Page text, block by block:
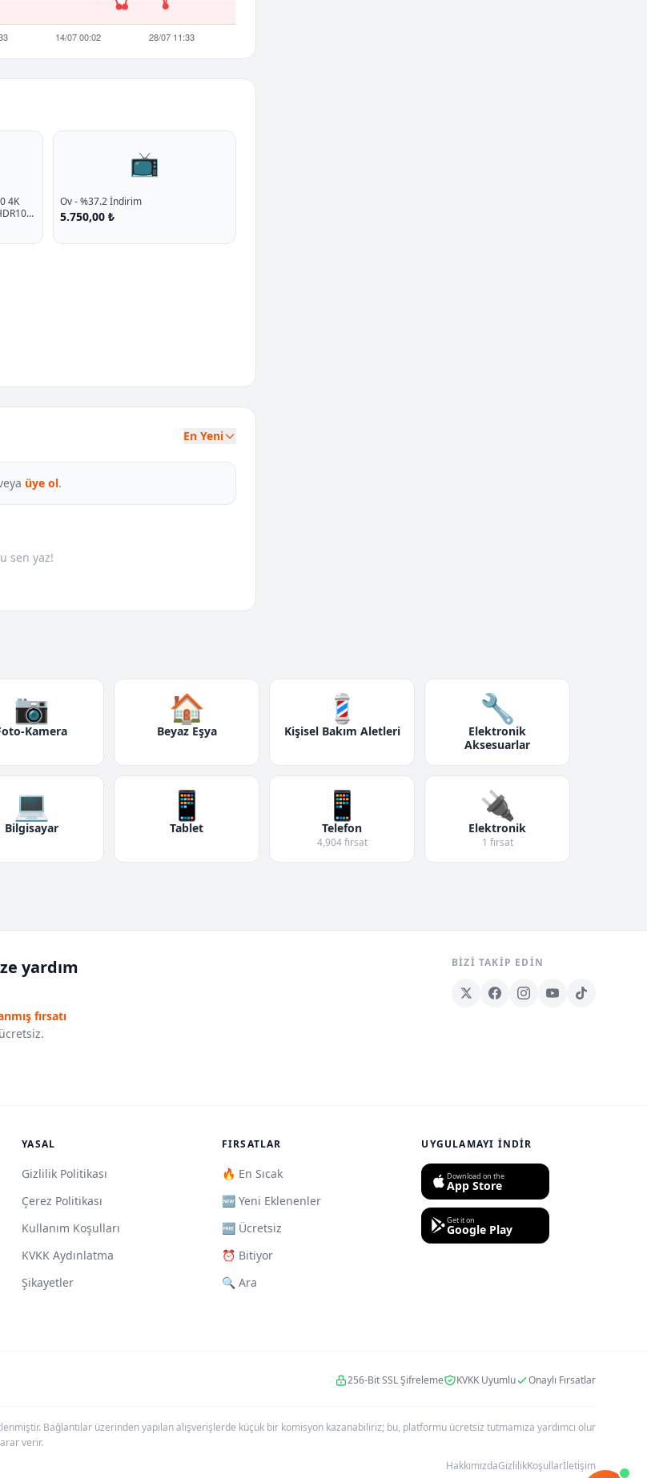
4K
📺
Ov - %37.2 İndirim
5.750,00 ₺
En Yeni
üye ol.
sen yaz!
📷
Kamera
🏠
Beyaz Eşya
💈
Kişisel Bakım Aletleri
🔧
Elektronik
Aksesuarlar
💻
Bilgisayar
📱
Tablet
📱
Telefon
4,904 fırsat
🔌
Elektronik
1 fırsat
yardım
fırsatı
BIZI TAKIP EDIN
YASAL
Gizlilik Politikası
Çerez Politikası
Kullanım Koşulları
KVKK Aydınlatma
Şikayetler
FIRSATLAR
🔥 En Sıcak
🆕 Yeni Eklenenler
🆓 Ücretsiz
⏰ Bitiyor
🔍 Ara
UYGULAMAYI İNDIR
Download on the
App Store
Get it on
Google Play
256-Bit SSL Şifreleme KVKK Uyumlu Onaylı Fırsatlar
Bağlantılar üzerinden yapılan alışverişlerde küçük bir komisyon kazanabiliriz; bu, platformu ücretsiz tutmamıza yardımcı olur
verir.
HakkımızdaGizlilikKoşullarİletişim